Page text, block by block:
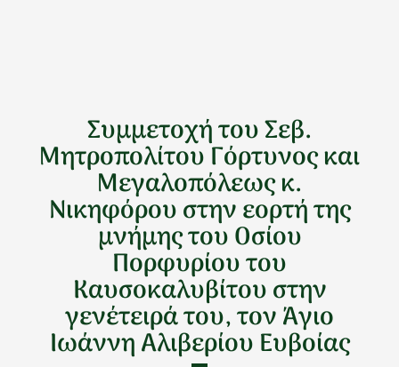
Συμμετοχή του Σεβ.
Μητροπολίτου Γόρτυνος και
Μεγαλοπόλεως κ.
Νικηφόρου στην εορτή της
μνήμης του Οσίου
Πορφυρίου του
Καυσοκαλυβίτου στην
γενέτειρά του, τον Άγιο
Ιωάννη Αλιβερίου Ευβοίας